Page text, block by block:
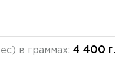
в граммах: 4 400 г.